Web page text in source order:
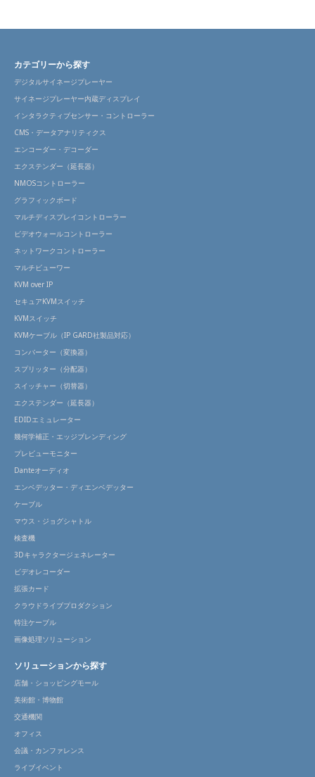
カテゴリーから探す
デジタルサイネージプレーヤー
サイネージプレーヤー内蔵ディスプレイ
インタラクティブセンサー・コントローラー
CMS・データアナリティクス
エンコーダー・デコーダー
エクステンダー（延長器）
NMOSコントローラー
グラフィックボード
マルチディスプレイコントローラー
ビデオウォールコントローラー
ネットワークコントローラー
マルチビューワー
KVM over IP
セキュアKVMスイッチ
KVMスイッチ
KVMケーブル（IP GARD社製品対応）
コンバーター（変換器）
スプリッター（分配器）
スイッチャー（切替器）
エクステンダー（延長器）
EDIDエミュレーター
幾何学補正・エッジブレンディング
プレビューモニター
Danteオーディオ
エンベデッター・ディエンベデッター
ケーブル
マウス・ジョグシャトル
検査機
3Dキャラクタージェネレーター
ビデオレコーダー
拡張カード
クラウドライブプロダクション
特注ケーブル
画像処理ソリューション
ソリューションから探す
店舗・ショッピングモール
美術館・博物館
交通機関
オフィス
会議・カンファレンス
ライブイベント